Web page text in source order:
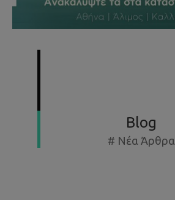
Blog
# Νέα Άρθρα